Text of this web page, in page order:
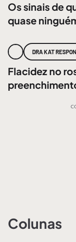
Os sinais de
quase
DRA KAT
Flacidez no
Colunas